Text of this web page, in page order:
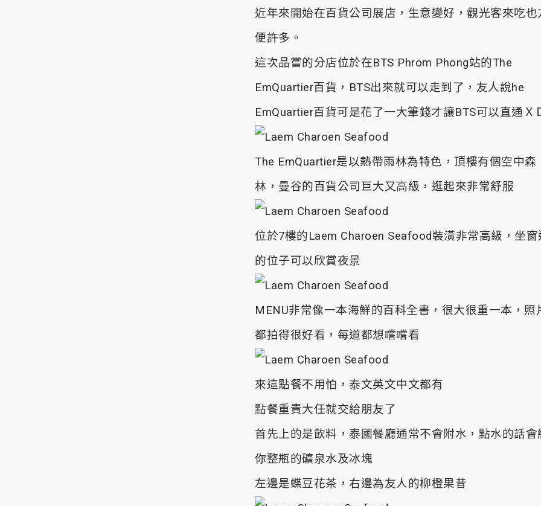
近年來開始在百貨公司展店，生意變好，觀光客來吃也
便許多。
這次品嘗的分店位於在BTS Phrom Phong站的The
EmQuartier百貨，BTS出來就可以走到了，友人說he
EmQuartier百貨可是花了一大筆錢才讓BTS可以直通Ｘ
The EmQuartier是以熱帶雨林為特色，頂樓有個空中森
林，曼谷的百貨公司巨大又高級，逛起來非常舒服
位於7樓的Laem Charoen Seafood裝潢非常高級，坐窗
的位子可以欣賞夜景
MENU非常像一本海鮮的百科全書，很大很重一本，照
都拍得很好看，每道都想嚐嚐看
來這點餐不用怕，泰文英文中文都有
點餐重責大任就交給朋友了
首先上的是飲料，泰國餐廳通常不會附水，點水的話會
你整瓶的礦泉水及冰塊
左邊是蝶豆花茶，右邊為友人的柳橙果昔